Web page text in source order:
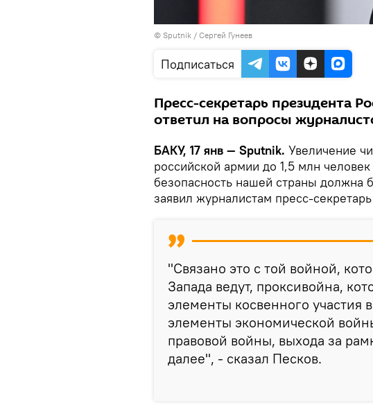
© Sputnik / Сергей Гунеев
Подписаться
Пресс-секретарь президента
ответил на вопросы
БАКУ, 17 янв — Sputnik. Увеличение
российской армии до 1,5 млн
безопасность нашей страны должна
заявил журналистам пресс-
"Связано это с той войной,
Запада ведут, проксивойна,
элементы косвенного участия
элементы экономической
правовой войны, выхода за
далее", - сказал Песков.